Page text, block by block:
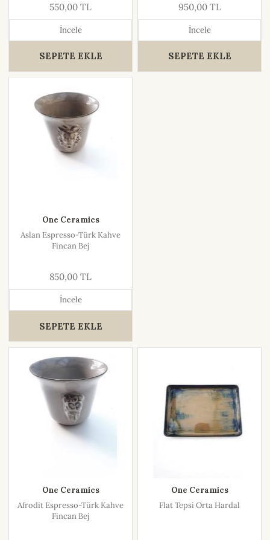
550,00 TL
İncele
SEPETE EKLE
950,00 TL
İncele
SEPETE EKLE
One Ceramics
Aslan Espresso-Türk Kahve
Fincan Bej
850,00 TL
İncele
SEPETE EKLE
One Ceramics
Afrodit Espresso-Türk Kahve
Fincan Bej
One Ceramics
Flat Tepsi Orta Hardal